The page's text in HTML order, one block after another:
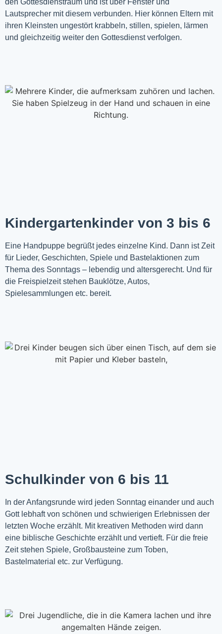
Lautsprecher mit diesem verbunden. Hier können Eltern mit
ihren Kleinsten ungestört krabbeln, stillen, spielen, lärmen
und gleichzeitig weiter den Gottesdienst verfolgen.
Kindergartenkinder von 3 bis 6
Eine Handpuppe begrüßt jedes einzelne Kind. Dann ist Zeit
für Lieder, Geschichten, Spiele und Bastelaktionen zum
Thema des Sonntags – lebendig und altersgerecht. Und für
die Freispielzeit stehen Bauklötze, Autos,
Spielesammlungen etc. bereit.
Schulkinder von 6 bis 11
In der Anfangsrunde wird jeden Sonntag einander und auch
Gott lebhaft von schönen und schwierigen Erlebnissen der
letzten Woche erzählt. Mit kreativen Methoden wird dann
eine biblische Geschichte erzählt und vertieft. Für die freie
Zeit stehen Spiele, Großbausteine zum Toben,
Bastelmaterial etc. zur Verfügung.